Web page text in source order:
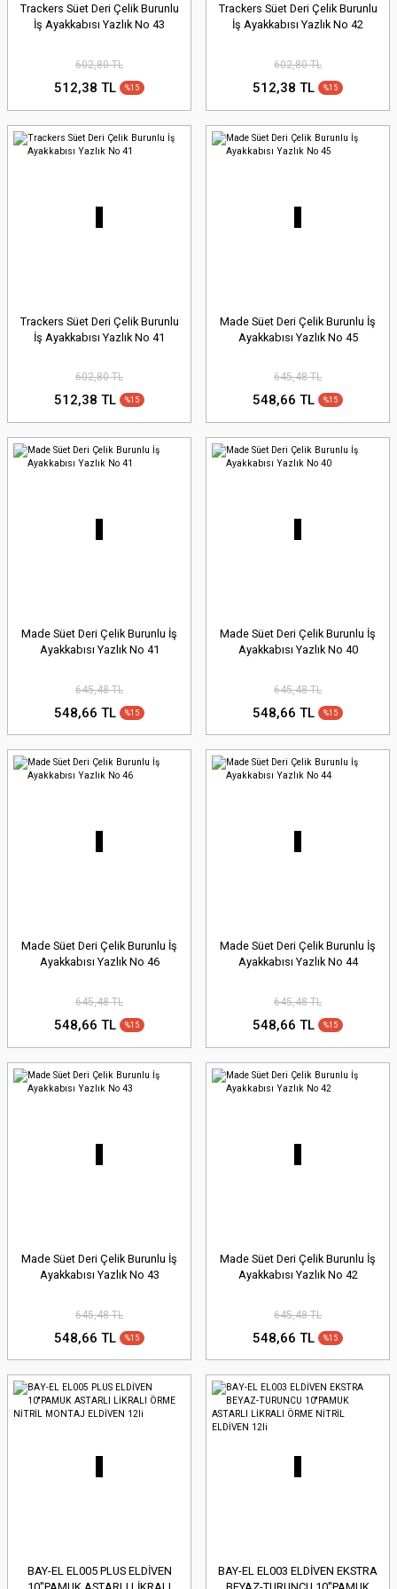
Trackers Süet Deri Çelik Burunlu
İş Ayakkabısı Yazlık No 43
602,80 TL
512,38 TL %15
Trackers Süet Deri Çelik Burunlu
İş Ayakkabısı Yazlık No 42
602,80 TL
512,38 TL %15
Trackers Süet Deri Çelik Burunlu
İş Ayakkabısı Yazlık No 41
602,80 TL
512,38 TL %15
Made Süet Deri Çelik Burunlu İş
Ayakkabısı Yazlık No 45
645,48 TL
548,66 TL %15
Made Süet Deri Çelik Burunlu İş
Ayakkabısı Yazlık No 41
645,48 TL
548,66 TL %15
Made Süet Deri Çelik Burunlu İş
Ayakkabısı Yazlık No 40
645,48 TL
548,66 TL %15
Made Süet Deri Çelik Burunlu İş
Ayakkabısı Yazlık No 46
645,48 TL
548,66 TL %15
Made Süet Deri Çelik Burunlu İş
Ayakkabısı Yazlık No 44
645,48 TL
548,66 TL %15
Made Süet Deri Çelik Burunlu İş
Ayakkabısı Yazlık No 43
645,48 TL
548,66 TL %15
Made Süet Deri Çelik Burunlu İş
Ayakkabısı Yazlık No 42
645,48 TL
548,66 TL %15
BAY-EL EL005 PLUS ELDİVEN
BAY-EL EL003 ELDİVEN EKSTRA